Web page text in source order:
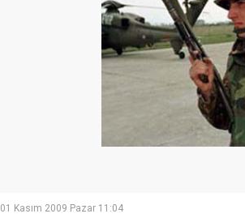
01 Kasım 2009 Pazar 11:04